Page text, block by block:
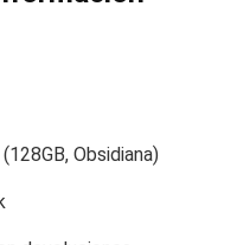
Obsidiana)